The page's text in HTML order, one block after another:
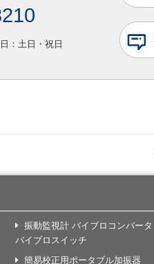
：土日・祝日
振動監視計 バイブロコンバータ
バイブロスイッチ
簡易校正用ポータブル加振器